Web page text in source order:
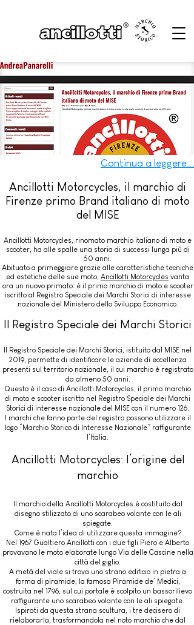
Continua a leggere...
Ancillotti Motorcycles, il marchio di
Firenze primo Brand italiano di moto
del MISE
Ancillotti Motorcycles, rinomato marchio italiano di moto e
scooter, ha alle spalle una storia di successi lunga più di
50 anni.
Abituato a primeggiare grazie alle caratteristiche tecniche
ed estetiche delle sue moto, Ancillotti Motorcycles vanta
ora un nuovo primato: è il primo marchio di moto e scooter
iscritto al Registro Speciale dei Marchi Storici di interesse
nazionale del Ministero dello Sviluppo Economico.
Il Registro Speciale dei Marchi Storici
Il Registro Speciale dei Marchi Storici, istituito dal MISE nel
2019, permette di identificare le aziende di eccellenza
presenti sul territorio nazionale, il cui marchio è registrato
da almeno 50 anni.
Questo è il caso di Ancillotti Motorcycles, il primo marchio
di moto e scooter iscritto nel Registro Speciale dei Marchi
Storici di interesse nazionale del MISE con il numero 126.
I marchi che fanno parte del registro possono utilizzare il
logo “Marchio Storico di Interesse Nazionale” raffigurante
l’Italia.
Ancillotti Motorcycles: l’origine del
marchio
Il marchio della Ancillotti Motorcycles è costituito dal
disegno stilizzato di uno scarabeo volante con le ali
spiegate.
Come è nata l’idea di utilizzare questa immagine?
Nel 1967 Gualtiero Ancillotti con i due figli Piero e Alberto
provavano le moto elaborate lungo Via delle Cascine nella
città del giglio.
A metà del viale si trova uno strano edificio in pietra a
forma di piramide, la famosa Piramide de’ Medici,
costruita nel 1796, sul cui portale è scolpito un bassorilievo
raffigurante uno scarabeo volante con le ali spiegate.
Ispirati da questa strana scultura, i tre decisero di
rielaborarla, trasformandola nel noto marchio che dal